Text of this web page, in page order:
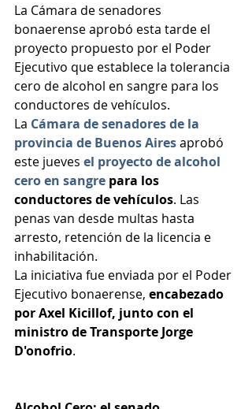
La Cámara de senadores
bonaerense aprobó esta tarde el
proyecto propuesto por el Poder
Ejecutivo que establece la tolerancia
cero de alcohol en sangre para los
conductores de vehículos.
La Cámara de senadores de la
provincia de Buenos Aires aprobó
este jueves el proyecto de alcohol
cero en sangre para los
conductores de vehículos. Las
penas van desde multas hasta
arresto, retención de la licencia e
inhabilitación.
La iniciativa fue enviada por el Poder
Ejecutivo bonaerense, encabezado
por Axel Kicillof, junto con el
ministro de Transporte Jorge
D'onofrio.